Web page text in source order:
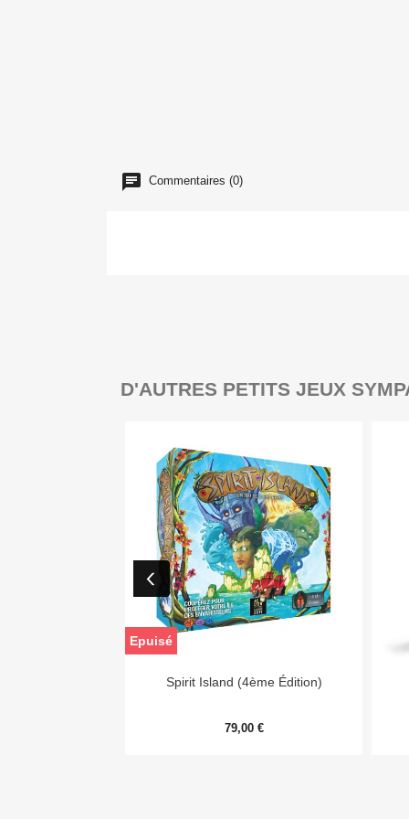
Commentaires (0)
D'AUTRES PETITS JEUX
Aperçu rapide
Spirit Island (4ème Édition)
79,00 €
Epuisé